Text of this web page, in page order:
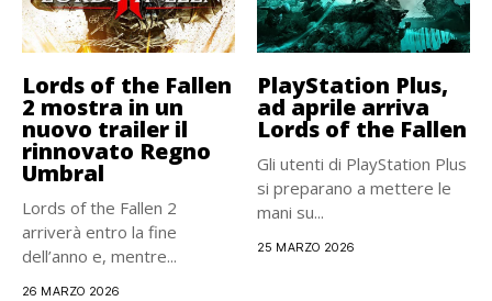
Lords of the Fallen
2 mostra in un
nuovo trailer il
rinnovato Regno
Umbral
Lords of the Fallen 2
arriverà entro la fine
dell’anno e, mentre...
26 MARZO 2026
PlayStation Plus,
ad aprile arriva
Lords of the Fallen
Gli utenti di PlayStation Plus
si preparano a mettere le
mani su...
25 MARZO 2026